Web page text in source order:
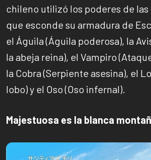
chileno utilizó los poderes de las
que esconde su armadura de
el Águila (Águila poderosa), la
la abeja reina), el Vampiro
la Cobra (Serpiente asesina), el
lobo) y el Oso (Oso infernal).
Majestuosa es la blanca